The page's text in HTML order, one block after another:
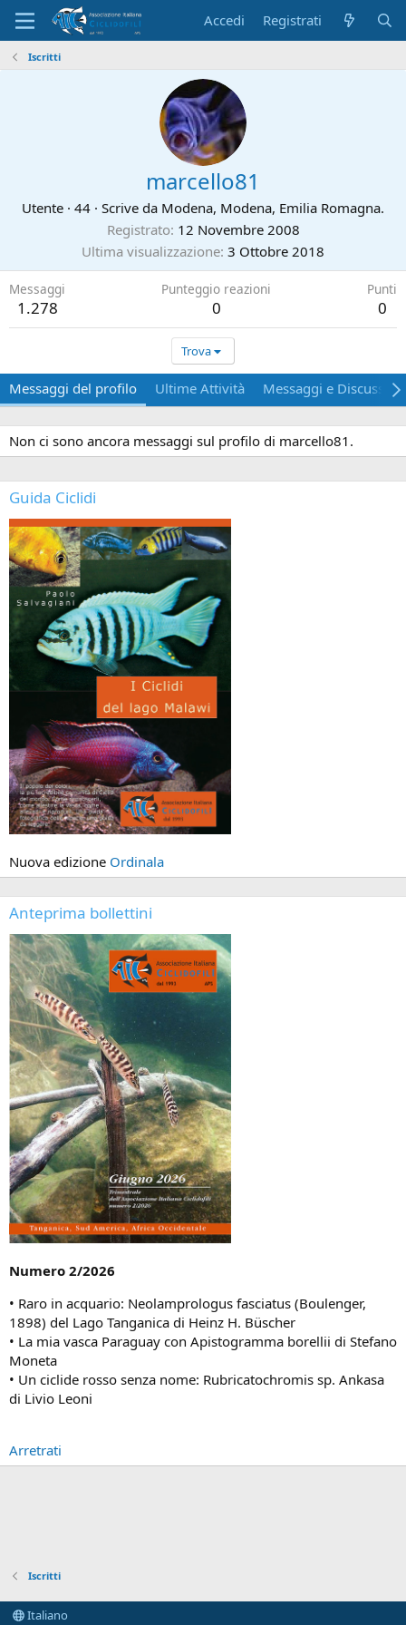
Accedi Registrati
Iscritti
marcello81
Utente · 44 · Scrive da Modena, Modena, Emilia Romagna.
Registrato 12 Novembre 2008
Ultima visualizzazione 3 Ottobre 2018
Messaggi
1.278
Punteggio reazioni
0
Punti
0
Trova
Messaggi del profilo Ultime Attività Messaggi e
Non ci sono ancora messaggi sul profilo di marcello81.
Guida Ciclidi
Nuova edizione Ordinala
Anteprima bollettini
Numero 2/2026
• Raro in acquario: Neolamprologus fasciatus (Boulenger,
1898) del Lago Tanganica di Heinz H. Büscher
• La mia vasca Paraguay con Apistogramma borellii di Stefano
Moneta
• Un ciclide rosso senza nome: Rubricatochromis sp. Ankasa
di Livio Leoni
Arretrati
Iscritti
Italiano